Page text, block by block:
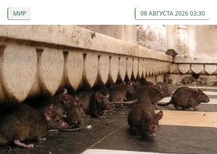
МИР 08 АВГУСТА 2026 03:30